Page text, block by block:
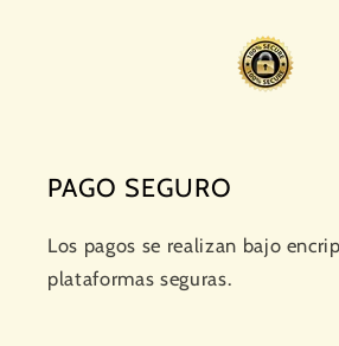
PAGO SEGURO
Los pagos se realizan bajo
plataformas seguras.